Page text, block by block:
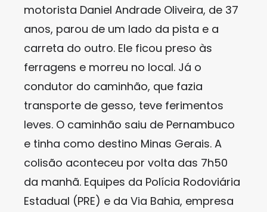
motorista Daniel Andrade Oliveira, de 37
anos, parou de um lado da pista e a
carreta do outro. Ele ficou preso às
ferragens e morreu no local. Já o
condutor do caminhão, que fazia
transporte de gesso, teve ferimentos
leves. O caminhão saiu de Pernambuco
e tinha como destino Minas Gerais. A
colisão aconteceu por volta das 7h50
da manhã. Equipes da Polícia Rodoviária
Estadual (PRE) e da Via Bahia, empresa